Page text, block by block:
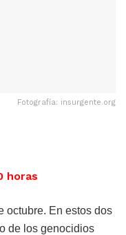
Fotografía: insurgente.org
horas
octubre. En estos dos
de los genocidios